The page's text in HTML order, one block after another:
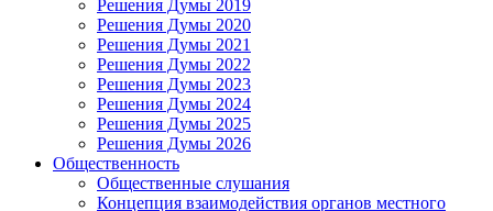
Решения Думы 2019
Решения Думы 2020
Решения Думы 2021
Решения Думы 2022
Решения Думы 2023
Решения Думы 2024
Решения Думы 2025
Решения Думы 2026
Общественность
Общественные слушания
Концепция взаимодействия органов местного